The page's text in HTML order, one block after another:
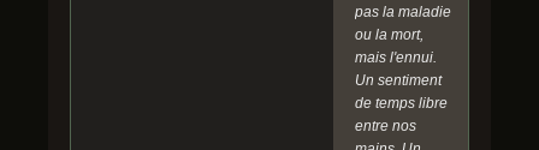
pas la maladie
ou la mort,
mais l'ennui.
Un sentiment
de temps libre
entre nos